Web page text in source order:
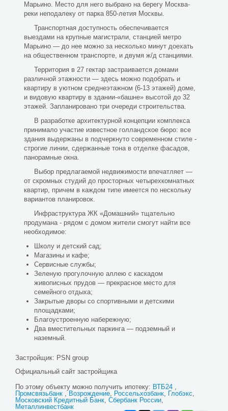
Марьино. Место для него выбрано на берегу Москва-
реки неподалеку от парка 850-летия Москвы.
Транспортная доступность обеспечивается
выездами на крупные магистрали, станцией метро
Марьино — до нее можно за несколько минут доехать
на общественном транспорте, и двумя ж/д станциями.
Территория в 27 гектар застраивается домами
различной этажности — здесь можно подобрать и
квартиру в уютном среднеэтажном (6-13 этажей) доме,
и видовую квартиру в здании-«башне» высотой до 32
этажей. Запланировано три очереди строительства.
В разработке архитектурной концепции комплекса
принимало участие известное голландское бюро: все
здания выдержаны в подчеркнуто современном стиле -
строгие линии, сдержанные тона в отделке фасадов,
панорамные окна.
Выбор предлагаемой недвижимости впечатляет —
от скромных студий до просторных четырехкомнатных
квартир, причем в каждом типе имеется по нескольку
вариантов планировок.
Инфраструктура ЖК «Домашний» тщательно
продумана - рядом с домом жители смогут найти все
необходимое:
Школу и детский сад;
Магазины и кафе;
Сервисные службы;
Зеленую прогулочную аллею с каскадом
живописных прудов — прекрасное место для
семейного отдыха;
Закрытые дворы со спортивными и детскими
площадками;
Благоустроенную набережную;
Два вместительных паркинга — подземный и
наземный.
Застройщик: PSN group
Официальный сайт застройщика
По этому объекту можно получить ипотеку: ВТБ24
Промсвязьбанк
Возрождение Россельхозбанк
Глобэкс
Московский Кредитный Банк Сбербанк России
Металлинвестбанк